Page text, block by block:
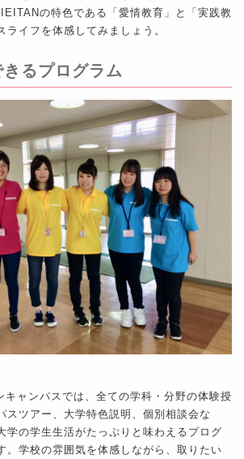
の特色である「愛情教育」と「実践教
ライフを体感してみましょう。
るプログラム
ャンパスでは、全ての学科・分野の体験授
スツアー、⼤学特⾊説明、個別相談会な
学の学生⽣活がたっぷりと味わえるプログ
。学校の雰囲気を体感しながら、取りたい